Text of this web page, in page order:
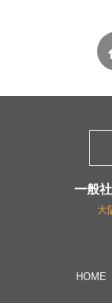
一般
大
HOME